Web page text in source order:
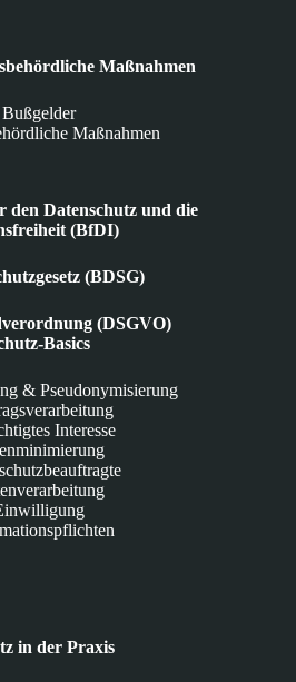
Maßnahmen
Bußgelder
Maßnahmen
den Datenschutz und die
(BfDI)
(BDSG)
(DSGVO)
Basics
& Pseudonymisierung
Interesse
in der Praxis